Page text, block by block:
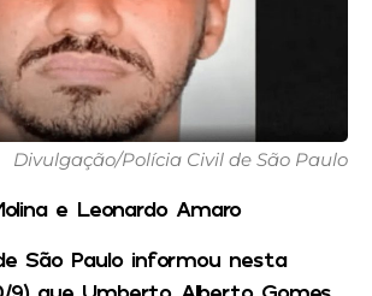
Divulgação/Polícia Civil de São Paulo
e Leonardo Amaro
São Paulo informou nesta